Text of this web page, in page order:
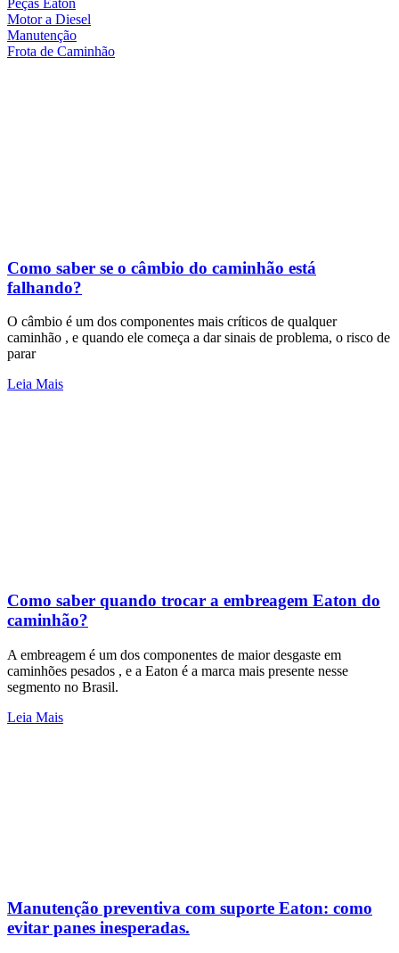
Peças Eaton
Motor a Diesel
Manutenção
Frota de Caminhão
Como saber se o câmbio do caminhão está
falhando?
O câmbio é um dos componentes mais críticos de qualquer
caminhão , e quando ele começa a dar sinais de problema, o risco de
parar
Leia Mais
Como saber quando trocar a embreagem Eaton do
caminhão?
A embreagem é um dos componentes de maior desgaste em
caminhões pesados , e a Eaton é a marca mais presente nesse
segmento no Brasil.
Leia Mais
Manutenção preventiva com suporte Eaton: como
evitar panes inesperadas.